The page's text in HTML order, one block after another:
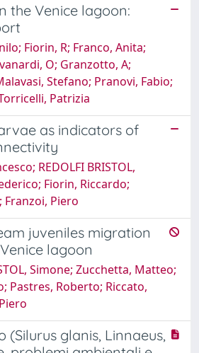
the Venice lagoon:
Fiorin, R; Franco, Anita;
O; Granzotto, A;
Stefano; Pranovi, Fabio;
Patrizia
as indicators of
REDOLFI BRISTOL,
Fiorin, Riccardo;
Piero
juveniles migration
lagoon
Simone; Zucchetta, Matteo;
Pastres, Roberto; Riccato,
(Silurus glanis, Linnaeus,